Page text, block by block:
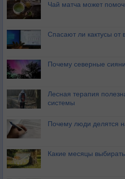
Чай матча может
Спасают ли кактусы от
Почему северные
Лесная терапия
системы
Почему люди делятся
Какие месяцы